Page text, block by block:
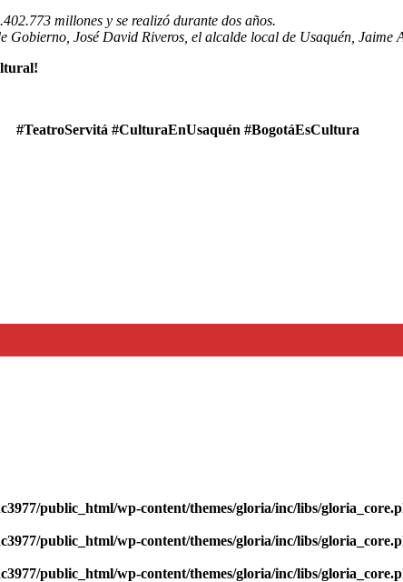
millones y se realizó durante dos años.
José David Riveros, el alcalde local de Usaquén, Jaime
#TeatroServitá #CulturaEnUsaquén #BogotáEsCultura
public_html/wp-content/themes/gloria/inc/libs/
public_html/wp-content/themes/gloria/inc/libs/
public_html/wp-content/themes/gloria/inc/libs/